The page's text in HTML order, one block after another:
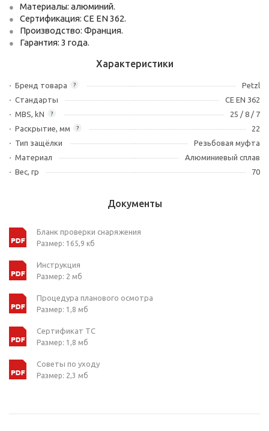
Материалы: алюминий.
Сертификация: CE EN 362.
Производство: Франция.
Гарантия: 3 года.
Характеристики
?
Бренд товара
Petzl
Стандарты
CE EN 362
?
MBS, kN 25 / 8 / 7
?
Раскрытие, мм
22
Тип защёлки
Резьбовая муфта
Материал
Алюминиевый сплав
Вес, гр
70
Документы
Бланк проверки снаряжения
Размер: 165,9 кб
Инструкция
Размер: 2 мб
Процедура планового осмотра
Размер: 1,8 мб
Сертификат ТС
Размер: 1,8 мб
Советы по уходу
Размер: 2,3 мб